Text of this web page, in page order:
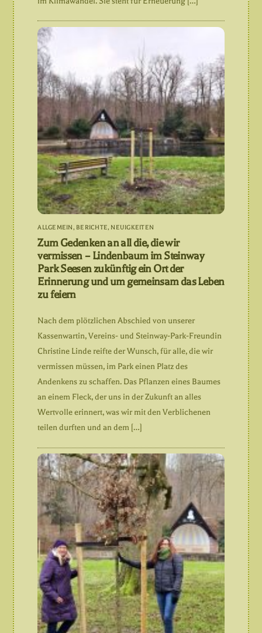
ALLGEMEIN, BERICHTE, NEUIGKEITEN
Zum Gedenken an all die, die wir
vermissen – Lindenbaum im Steinway
Park Seesen zukünftig ein Ort der
Erinnerung und um gemeinsam das Leben
zu feiern
Nach dem plötzlichen Abschied von unserer
Kassenwartin, Vereins- und Steinway-Park-Freundin
Christine Linde reifte der Wunsch, für alle, die wir
vermissen müssen, im Park einen Platz des
Andenkens zu schaffen. Das Pflanzen eines Baumes
an einem Fleck, der uns in der Zukunft an alles
Wertvolle erinnert, was wir mit den Verblichenen
teilen durften und an dem […]